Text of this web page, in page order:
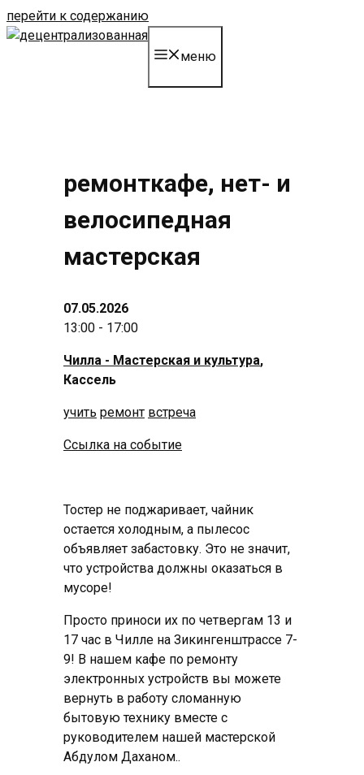
перейти к содержанию
меню
ремонткафе, нет- и
велосипедная
мастерская
07.05.2026
13:00 - 17:00
Чилла - Мастерская и культура,
Кассель
учить ремонт встреча
Ссылка на событие
Тостер не поджаривает, чайник
остается холодным, а пылесос
объявляет забастовку. Это не значит,
что устройства должны оказаться в
мусоре!
Просто приноси их по четвергам 13 и
17 час в Чилле на Зикингенштрассе 7-
9! В нашем кафе по ремонту
электронных устройств вы можете
вернуть в работу сломанную
бытовую технику вместе с
руководителем нашей мастерской
Абдулом Даханом..